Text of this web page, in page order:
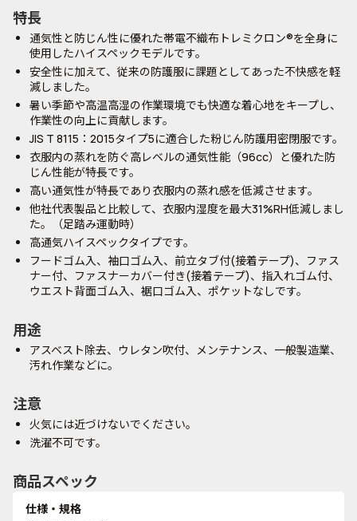
特長
通気性と防じん性に優れた帯電不織布トレミクロン®を全身に
使用したハイスペックモデルです。
安全性に加えて、従来の防護服に課題としてあった不快感を軽
減しました。
暑い季節や高温高湿の作業環境でも快適な着心地をキープし、
作業性の向上に貢献します。
JIS T 8115：2015タイプ5に適合した粉じん防護用密閉服です。
衣服内の蒸れを防ぐ高レベルの通気性能（96cc）と優れた防
じん性能が特長です。
高い通気性が特長であり衣服内の蒸れ感を低減させます。
他社代表製品と比較して、衣服内湿度を最大31%RH低減しまし
た。（足踏み運動時）
高通気ハイスペックタイプです。
フードゴム入、袖口ゴム入、前立タブ付(接着テープ)、ファス
ナー付、ファスナーカバー付き(接着テープ)、指入れゴム付、
ウエスト背面ゴム入、裾口ゴム入、ポケットなしです。
用途
アスベスト除去、ウレタン吹付、メンテナンス、一般製造業、
汚れ作業などに。
注意
火気には近づけないでください。
洗濯不可です。
商品スペック
仕様・規格